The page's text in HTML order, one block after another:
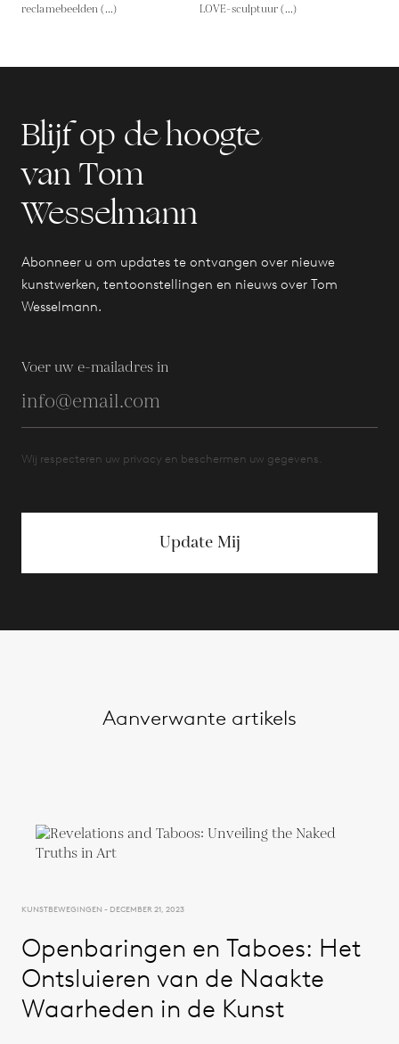
reclamebeelden (...)
LOVE-sculptuur (...)
Blijf op de hoogte
van Tom
Wesselmann
Abonneer u om updates te ontvangen over nieuwe
kunstwerken, tentoonstellingen en nieuws over Tom
Wesselmann.
Voer uw e-mailadres in
Wij respecteren uw privacy en beschermen uw gegevens.
Update Mij
Aanverwante artikels
KUNSTBEWEGINGEN - DECEMBER 21, 2023
Openbaringen en Taboes: Het
Ontsluieren van de Naakte
Waarheden in de Kunst